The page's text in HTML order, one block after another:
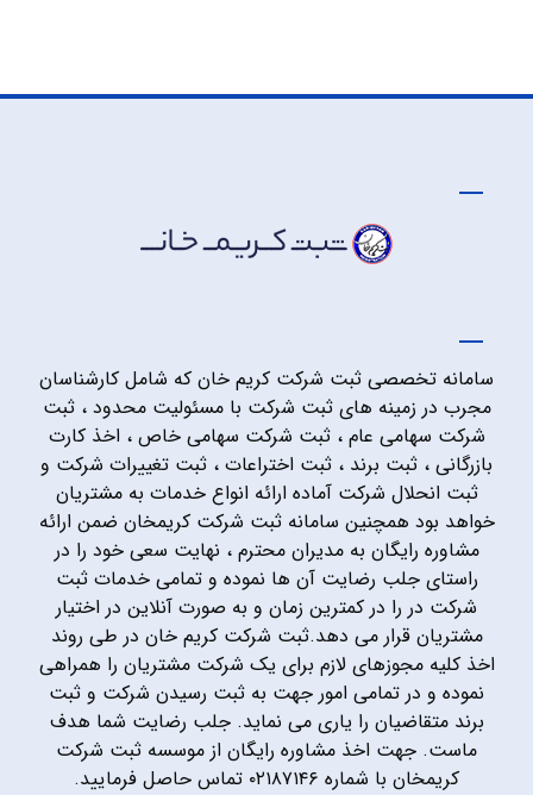
سامانه تخصصی ثبت شرکت کریم خان که شامل کارشناسان
مجرب در زمینه های ثبت شرکت با مسئولیت محدود ، ثبت
شرکت سهامی عام ، ثبت شرکت سهامی خاص ، اخذ کارت
بازرگانی ، ثبت برند ، ثبت اختراعات ، ثبت تغییرات شرکت و
ثبت انحلال شرکت آماده ارائه انواع خدمات به مشتریان
خواهد بود همچنین سامانه ثبت شرکت کریمخان ضمن ارائه
مشاوره رایگان به مدیران محترم ، نهایت سعی خود را در
راستای جلب رضایت آن ها نموده و تمامی خدمات ثبت
شرکت در را در کمترین زمان و به صورت آنلاین در اختیار
مشتریان قرار می دهد.ثبت شرکت کریم خان در طی روند
اخذ کلیه مجوزهای لازم برای یک شرکت مشتریان را همراهی
نموده و در تمامی امور جهت به ثبت رسیدن شرکت و ثبت
برند متقاضیان را یاری می نماید. جلب رضایت شما هدف
ماست. جهت اخذ مشاوره رایگان از موسسه ثبت شرکت
کریمخان با شماره ۰۲۱۸۷۱۴۶ تماس حاصل فرمایید.